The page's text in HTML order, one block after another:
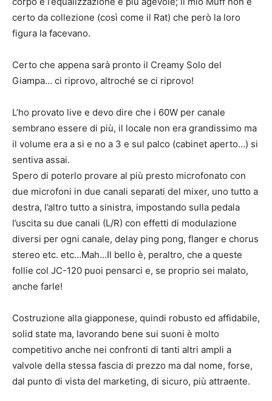
certo da collezione (così come il Rat) che però la loro
figura la facevano.
Certo che appena sarà pronto il Creamy Solo del
Giampa… ci riprovo, altroché se ci riprovo!
L’ho provato live e devo dire che i 60W per canale
sembrano essere di più, il locale non era grandissimo ma
il volume era a si e no a 3 e sul palco (cabinet aperto…) si
sentiva assai.
Spero di poterlo provare al più presto microfonato con
due microfoni in due canali separati del mixer, uno tutto a
destra, l’altro tutto a sinistra, impostando sulla pedala
l’uscita su due canali (L/R) con effetti di modulazione
diversi per ogni canale, delay ping pong, flanger e chorus
stereo etc. etc…Mah…Il bello è, peraltro, che a queste
follie col JC-120 puoi pensarci e, se proprio sei malato,
anche farle!
Costruzione alla giapponese, quindi robusto ed affidabile,
solid state ma, lavorando bene sui suoni è molto
competitivo anche nei confronti di tanti altri ampli a
valvole della stessa fascia di prezzo ma dal nome, forse,
dal punto di vista del marketing, di sicuro, più attraente.